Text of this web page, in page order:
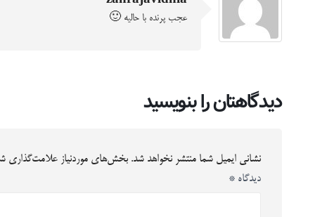
عجب پرنده با حالیه 🙂
دیدگاهتان را بنویسید
نشانی ایمیل شما منتشر نخواهد شد. بخش‌های موردنیاز علامت‌گذاری
دیدگاه *